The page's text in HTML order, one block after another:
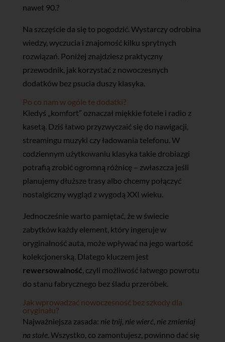
nawet 90.?
Na szczęście da się to pogodzić. Wystarczy odrobina
wiedzy, wyczucia i znajomość kilku sprytnych
rozwiązań. Poniżej znajdziesz praktyczny
przewodnik, jak korzystać z nowoczesnych
dodatków bez psucia duszy klasyka.
Po co nam w ogóle te dodatki?
Kiedyś „komfort” oznaczał miękkie fotele i radio z
kasetą. Dziś łatwo przyzwyczaić się do nawigacji,
streamingu muzyki czy ładowania telefonu. W
codziennym użytkowaniu klasyka takie drobiazgi
potrafią zrobić ogromną różnicę – zwłaszcza jeśli
planujemy dłuższe trasy albo chcemy połączyć
nostalgiczny wygląd z wygodą XXI wieku.
Jednocześnie warto pamiętać, że w świecie
zabytków każdy element, który ingeruje w
oryginalność auta, może wpływać na jego wartość
kolekcjonerską. Dlatego kluczem jest
rewersowalność , czyli możliwość łatwego powrotu
do stanu fabrycznego bez śladu przeróbek.
Jak wprowadzać nowoczesność bez szkody dla
oryginału?
Najważniejsza zasada: nie tnij, nie wierć, nie zmieniaj
na stałe. Wszystko, co zamontujesz, powinno dać się